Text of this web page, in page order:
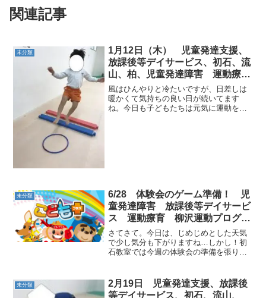
関連記事
未分類
1月12日（木） 児童発達支援、
放課後等デイサービス、初石、流
山、柏、児童発達障害 運動療
育 柳沢運動プログラム こども
発達気になる 発達障害 放デ
イ 自閉症 ADHD アスペルガ
風はひんやりと冷たいですが、日差しは
暖かくて気持ちの良い日が続いてます
ね。今日も子どもたちは元気に運動を頑
未分類
6/28 体験会のゲーム準備！ 児
童発達障害 放課後等デイサービ
ス 運動療育 柳沢運動プログラ
ム こどもプラス（児童発達支
援 放課後等デイサービス 発
達気になる 発達障害 放デイ
スペルガー症候群）発達障害 流
山市 柏市
さてさて。今日は、じめじめとした天気
で少し気分も下がりますね…しかし！初
石教室では今週の体験会の準備を張り切
しんでもらえたら嬉しいです♡♡もちろ
ん！！！景品も用意してあ...
未分類
2月19日 児童発達支援、放課後
等デイサービス、初石、流山、